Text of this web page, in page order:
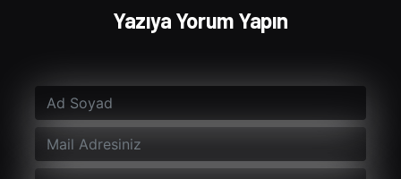
Yazıya Yorum Yapın